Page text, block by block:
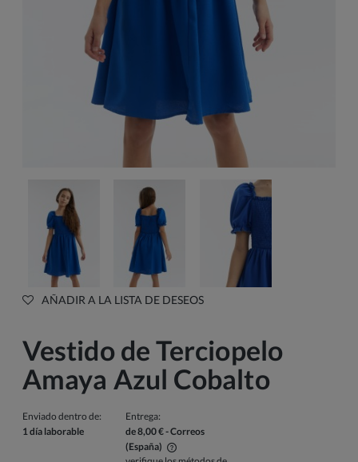
AÑADIR A LA LISTA DE DESEOS
Vestido de Terciopelo
Amaya Azul Cobalto
Enviado dentro de:
1 día laborable
Entrega:
de 8,00 €- Correos
(España)